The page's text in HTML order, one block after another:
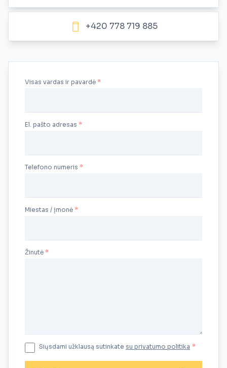
+420 778 719 885
Žinutė
Visas vardas ir pavardė
El. pašto adresas
Telefono numeris
Miestas / įmonė
Siųsdami užklausą sutinkate su privatumo politika *